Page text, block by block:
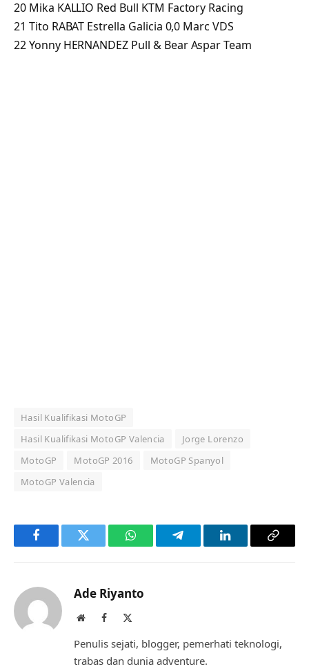
20 Mika KALLIO Red Bull KTM Factory Racing
21 Tito RABAT Estrella Galicia 0,0 Marc VDS
22 Yonny HERNANDEZ Pull & Bear Aspar Team
Hasil Kualifikasi MotoGP
Hasil Kualifikasi MotoGP Valencia
Jorge Lorenzo
MotoGP
MotoGP 2016
MotoGP Spanyol
MotoGP Valencia
FacebookTwitter WhatsAppTelegramLinkedInCopy
Ade Riyanto
WebsiteFacebook
Penulis sejati, blogger, pemerhati teknologi,
trabas dan dunia adventure.